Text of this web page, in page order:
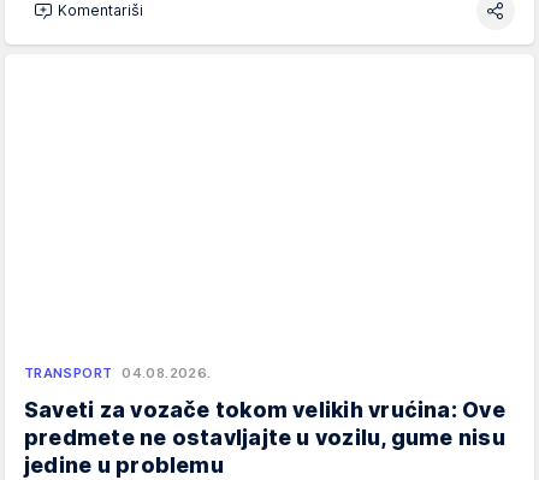
Komentariši
TRANSPORT 04.08.2026.
Saveti za vozače tokom velikih vrućina: Ove
predmete ne ostavljajte u vozilu, gume nisu
jedine u problemu